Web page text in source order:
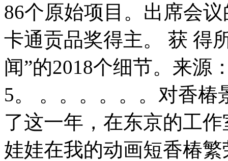
86个原始项目。出席会
卡通贡品奖得主。 获 得
闻”的2018个细节。来源
5。 。。。。。。对香
了这一年，在东京的工
娃娃在我的动画短香椿